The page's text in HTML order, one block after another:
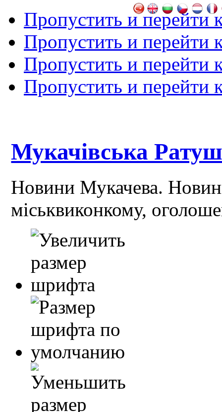
Пропустить и перейти
Пропустить и перейти
Пропустить и перейти
Пропустить и перейти
Мукачівська
Новини Мукачева.
міськвиконкому,